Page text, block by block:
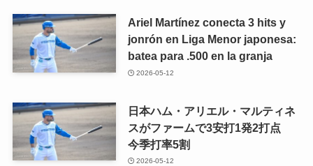
Ariel Martínez conecta 3 hits y
jonrón en Liga Menor japonesa:
batea para .500 en la granja
2026-05-12
日本ハム・アリエル・マルティネ
スがファームで3安打1発2打点
今季打率5割
2026-05-12